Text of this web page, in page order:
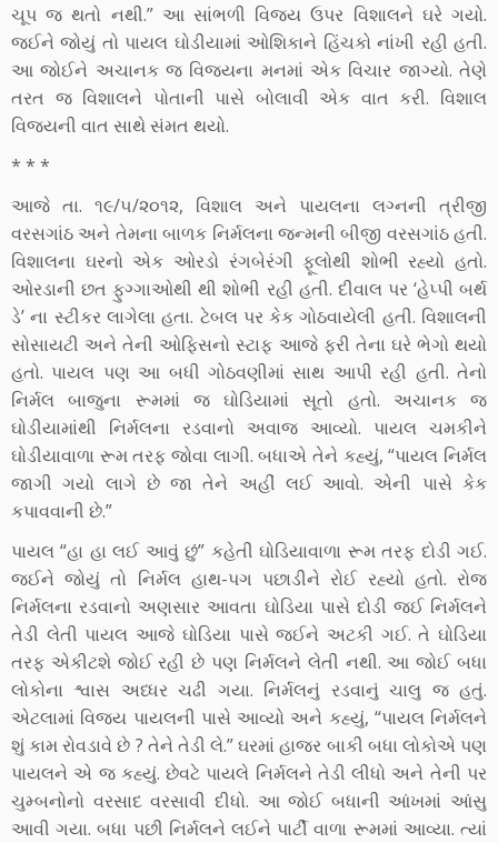
ચૂપ જ થતો નથી.” આ સાંભળી વિજય ઉપર વિશાલને ઘરે ગયો.
જઈને જોયું તો પાયલ ઘોડીયામાં ઓશિકાને હિંચકો નાંખી રહી હતી.
આ જોઈને અચાનક જ વિજયના મનમાં એક વિચાર જાગ્યો. તેણે
તરત જ વિશાલને પોતાની પાસે બોલાવી એક વાત કરી. વિશાલ
વિજયની વાત સાથે સંમત થયો.
* * *
આજે તા. ૧૯/૫/૨૦૧૨, વિશાલ અને પાયલના લગ્નની ત્રીજી
વરસગાંઠ અને તેમના બાળક નિર્મલના જન્મની બીજી વરસગાંઠ હતી.
વિશાલના ઘરનો એક ઓરડો રંગબેરંગી ફૂલોથી શોભી રહ્યો હતો.
ઓરડાની છત ફુગ્ગાઓથી થી શોભી રહી હતી. દીવાલ પર ‘હેપ્પી બર્થ
ડે’ ના સ્ટીકર લાગેલા હતા. ટેબલ પર કેક ગોઠવાયેલી હતી. વિશાલની
સોસાયટી અને તેની ઓફિસનો સ્ટાફ આજે ફરી તેના ઘરે ભેગો થયો
હતો. પાયલ પણ આ બધી ગોઠવણીમાં સાથ આપી રહી હતી. તેનો
નિર્મલ બાજુના રૂમમાં જ ઘોડિયામાં સૂતો હતો. અચાનક જ
ઘોડીયામાંથી નિર્મલના રડવાનો અવાજ આવ્યો. પાયલ ચમકીને
ઘોડીયાવાળા રૂમ તરફ જોવા લાગી. બધાએ તેને કહ્યું, “પાયલ નિર્મલ
જાગી ગયો લાગે છે જા તેને અહીં લઈ આવો. એની પાસે કેક
કપાવવાની છે.”
પાયલ “હા હા લઈ આવું છું” કહેતી ઘોડિયાવાળા રૂમ તરફ દોડી ગઈ.
જઈને જોયું તો નિર્મલ હાથ-પગ પછાડીને રોઈ રહ્યો હતો. રોજ
નિર્મલના રડવાનો અણસાર આવતા ઘોડિયા પાસે દોડી જઈ નિર્મલને
તેડી લેતી પાયલ આજે ઘોડિયા પાસે જઈને અટકી ગઈ. તે ઘોડિયા
તરફ એકીટશે જોઈ રહી છે પણ નિર્મલને લેતી નથી. આ જોઈ બધા
લોકોના શ્વાસ અધ્ધર ચઢી ગયા. નિર્મલનું રડવાનું ચાલુ જ હતું.
એટલામાં વિજય પાયલની પાસે આવ્યો અને કહ્યું, “પાયલ નિર્મલને
શું કામ રોવડાવે છે ? તેને તેડી લે.” ઘરમાં હાજર બાકી બધા લોકોએ પણ
પાયલને એ જ કહ્યું. છેવટે પાયલે નિર્મલને તેડી લીધો અને તેની પર
ચુમ્બનોનો વરસાદ વરસાવી દીધો. આ જોઈ બધાની આંખમાં આંસુ
આવી ગયા. બધા પછી નિર્મલને લઈને પાર્ટી વાળા રૂમમાં આવ્યા. ત્યાં